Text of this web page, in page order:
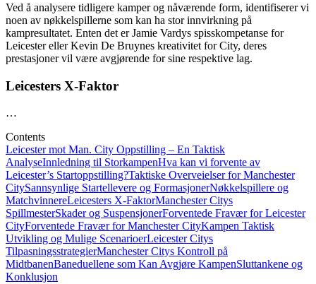
Ved å analysere tidligere kamper og nåværende form, identifiserer vi
noen av nøkkelspillerne som kan ha stor innvirkning på
kampresultatet. Enten det er Jamie Vardys spisskompetanse for
Leicester eller Kevin De Bruynes kreativitet for City, deres
prestasjoner vil være avgjørende for sine respektive lag.
Leicesters X-Faktor
…
Contents
Leicester mot Man. City Oppstilling – En Taktisk
AnalyseInnledning til StorkampenHva kan vi forvente av
Leicester’s Startoppstilling?Taktiske Overveielser for Manchester
CitySannsynlige Startellevere og FormasjonerNøkkelspillere og
MatchvinnereLeicesters X-FaktorManchester Citys
SpillmesterSkader og SuspensjonerForventede Fravær for Leicester
CityForventede Fravær for Manchester CityKampen Taktisk
Utvikling og Mulige ScenarioerLeicester Citys
TilpasningsstrategierManchester Citys Kontroll på
MidtbanenBaneduellene som Kan Avgjøre KampenSluttankene og
Konklusjon